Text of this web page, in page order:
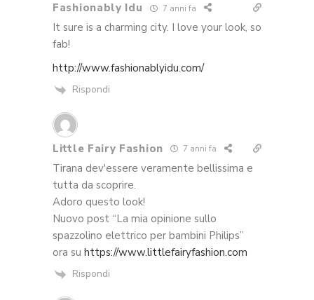
Fashionably Idu 7 anni fa
It sure is a charming city. I love your look, so
fab!
http://www.fashionablyidu.com/
Rispondi
Little Fairy Fashion 7 anni fa
Tirana dev'essere veramente bellissima e
tutta da scoprire.
Adoro questo look!
Nuovo post “La mia opinione sullo
spazzolino elettrico per bambini Philips”
ora su https://www.littlefairyfashion.com
Rispondi